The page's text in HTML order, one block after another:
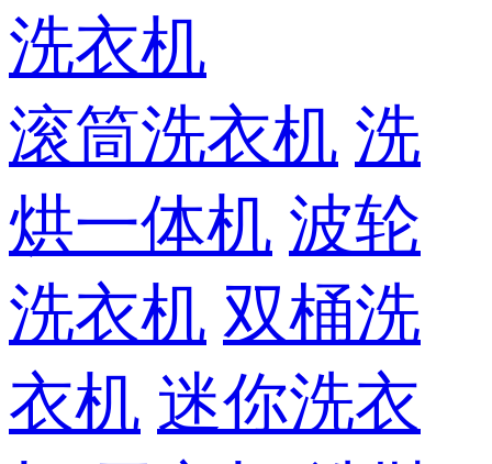
洗衣机
滚筒洗衣机 洗
烘一体机 波轮
洗衣机 双桶洗
衣机 迷你洗衣